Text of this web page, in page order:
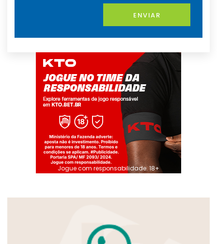
ENVIAR
Jogue com responsabilidade. 18+